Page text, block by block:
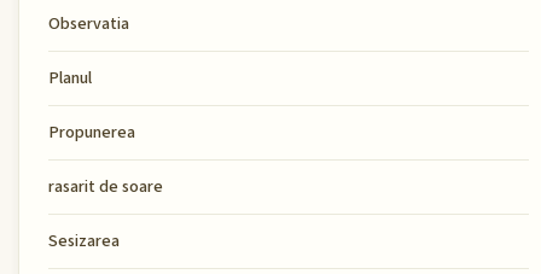
Observatia
Planul
Propunerea
rasarit de soare
Sesizarea